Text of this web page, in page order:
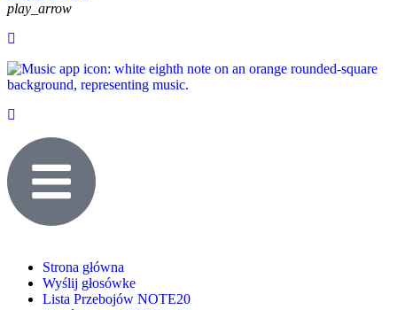
play_arrow
Strona główna
Wyślij głosówke
Lista Przebojów NOTE20